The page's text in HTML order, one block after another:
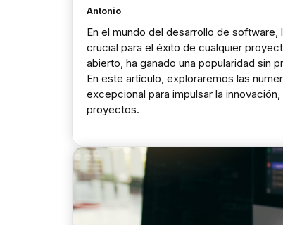
Antonio
En el mundo del desarrollo de
crucial para el éxito de cualquier
abierto, ha ganado una popularidad sin
En este artículo, exploraremos las
excepcional para impulsar la
proyectos.